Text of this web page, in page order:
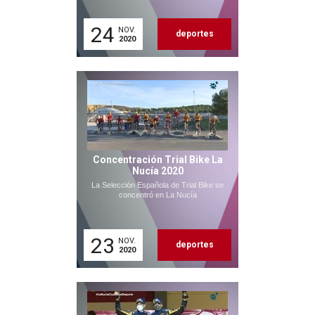
24 NOV.
2020
deportes
Concentración Trial Bike La
Nucía 2020
La Selección Española de Trial Bike se
concentró en La Nucía
23
NOV.
2020
deportes